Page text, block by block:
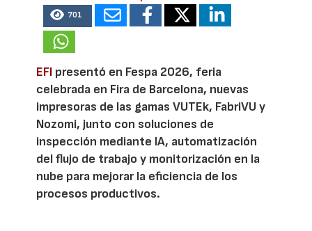
701
EFI presentó en Fespa 2026, feria
celebrada en Fira de Barcelona, nuevas
impresoras de las gamas VUTEk, FabriVU y
Nozomi, junto con soluciones de
inspección mediante IA, automatización
del flujo de trabajo y monitorización en la
nube para mejorar la eficiencia de los
procesos productivos.